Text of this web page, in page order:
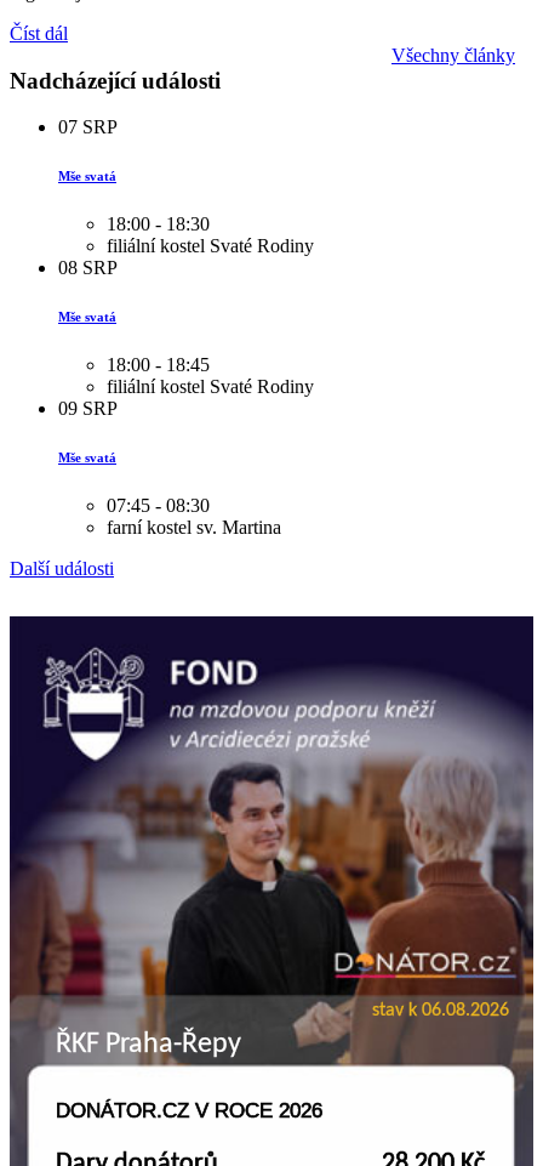
Číst dál
Všechny články
Nadcházející události
07 SRP
Mše svatá
18:00 - 18:30
filiální kostel Svaté Rodiny
08 SRP
Mše svatá
18:00 - 18:45
filiální kostel Svaté Rodiny
09 SRP
Mše svatá
07:45 - 08:30
farní kostel sv. Martina
Další události